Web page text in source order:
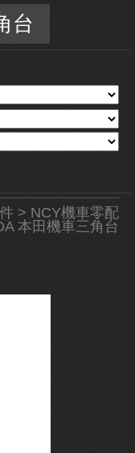
台
> NCY機車零配
本田機車三角台